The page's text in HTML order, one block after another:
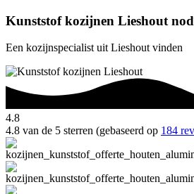
Kunststof kozijnen Lieshout
Een kozijnspecialist uit Lieshout vinden
4.8
4.8 van de 5 sterren (gebaseerd op 184